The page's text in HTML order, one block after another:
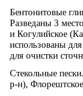
Бентонитовые
Разведаны 3
и Когулийское
использованы
для очистки
Стекольные
р-н),